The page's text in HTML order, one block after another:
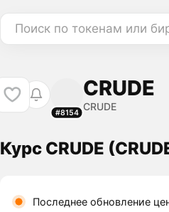
Поиск по токенам или
#8154
CRUDE
CRUDE
Курс CRUDE
Последнее обновление